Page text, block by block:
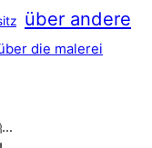
über andere
die malerei